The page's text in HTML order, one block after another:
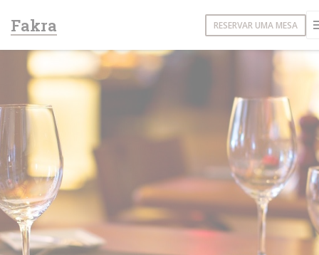
Fakra RESERVAR UMA MESA